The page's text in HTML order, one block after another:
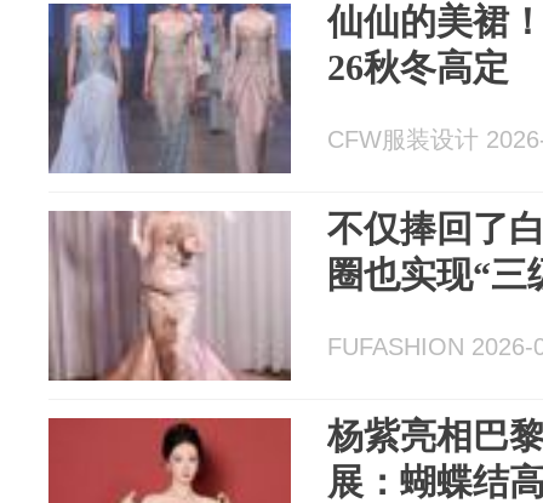
仙仙的美裙
26秋冬高定
CFW服装设计
不仅捧回了
圈也实现“三
FUFASHION 2026-
杨紫亮相巴
展：蝴蝶结